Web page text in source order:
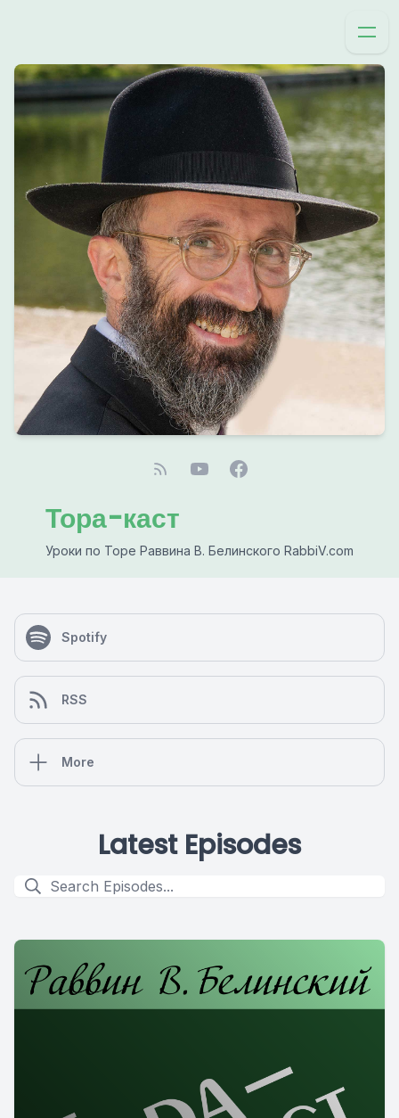
Тора-каст
Уроки по Торе Раввина В. Белинского RabbiV.com
Spotify
RSS
More
Latest Episodes